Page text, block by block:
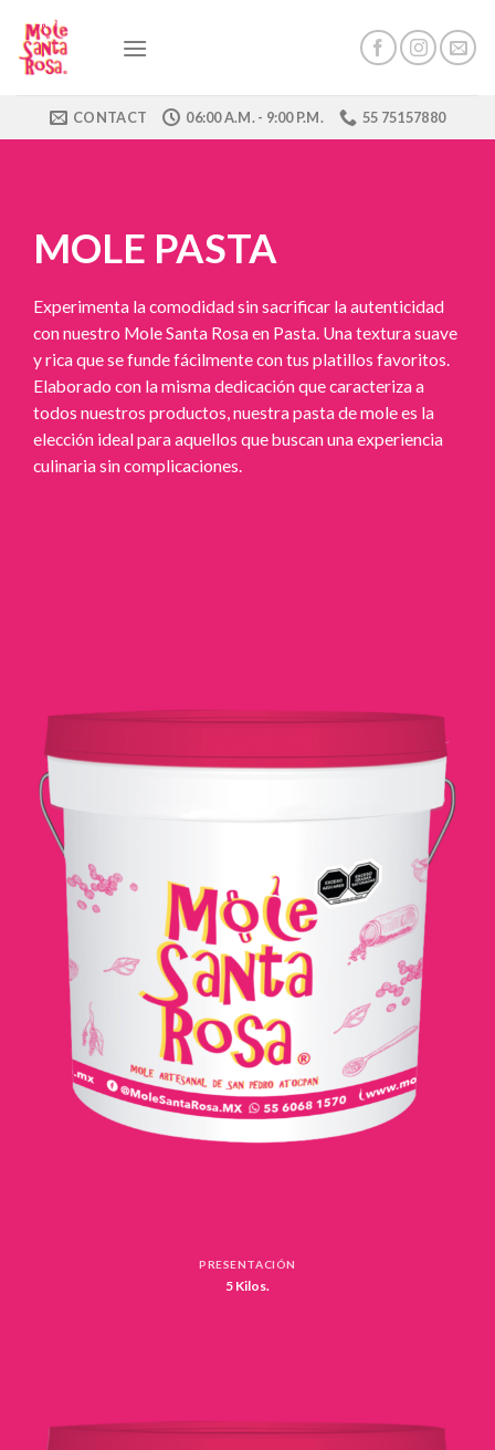
content
CONTACT 06:00 A.M. - 9:00 P.M. 55 75157880
MOLE PASTA
Experimenta la comodidad sin sacrificar la autenticidad
con nuestro Mole Santa Rosa en Pasta. Una textura suave
y rica que se funde fácilmente con tus platillos favoritos.
Elaborado con la misma dedicación que caracteriza a
todos nuestros productos, nuestra pasta de mole es la
elección ideal para aquellos que buscan una experiencia
culinaria sin complicaciones.
PRESENTACIÓN
5 Kilos.